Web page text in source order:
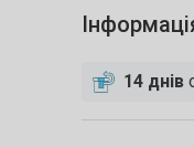
14 днів